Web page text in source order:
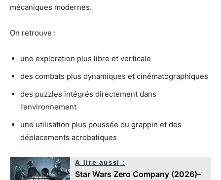
mécaniques modernes.
On retrouve :
une exploration plus libre et verticale
des combats plus dynamiques et cinématographiques
des puzzles intégrés directement dans
l’environnement
une utilisation plus poussée du grappin et des
déplacements acrobatiques
A lire aussi :
Star Wars Zero Company (2026)–